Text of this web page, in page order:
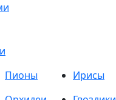
Пионы Ирисы